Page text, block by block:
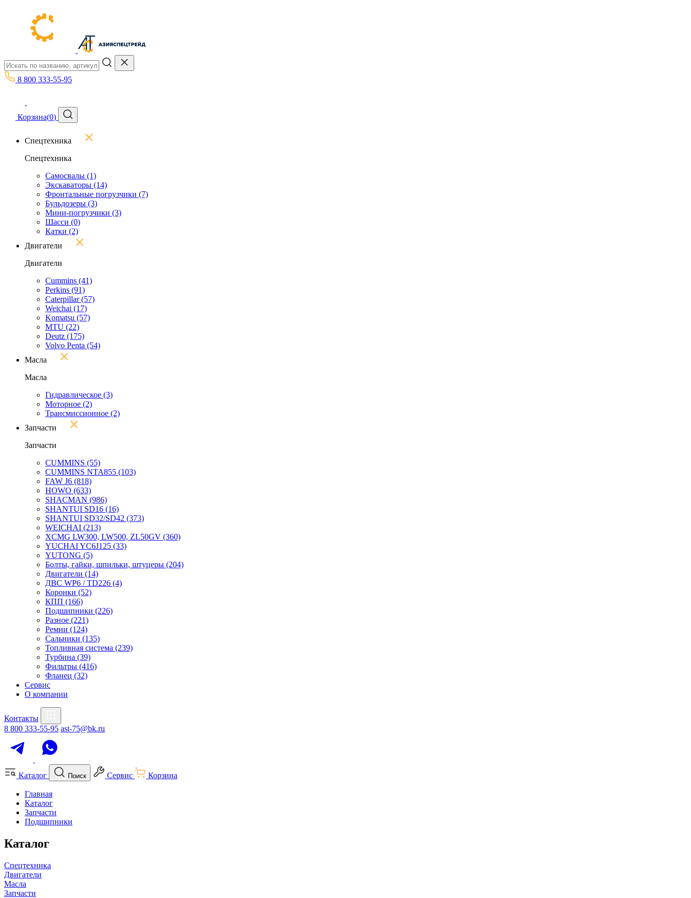
8 800 333-55-95
Корзина(0)
Спецтехника
Спецтехника
Самосвалы (1)
Экскаваторы (14)
Фронтальные погрузчики (7)
Бульдозеры (3)
Мини-погрузчики (3)
Шасси (0)
Катки (2)
Двигатели
Двигатели
Cummins (41)
Perkins (91)
Caterpillar(57)
Weichai (17)
Komatsu (57)
MTU (22)
Deutz (175)
Volvo Penta (54)
Масла
Масла
Гидравлическое (3)
Моторное (2)
Трансмиссионное (2)
Запчасти
Запчасти
CUMMINS (55)
CUMMINS NTA855 (103)
FAW J6 (818)
HOWO (633)
SHACMAN (986)
SHANTUI SD16 (16)
SHANTUI SD32/SD42 (373)
WEICHAI (213)
XCMG LW300, LW500, ZL50GV (360)
YUCHAI YC6J125 (33)
YUTONG (5)
Болты, гайки, шпильки, штуцеры (204)
Двигатели (14)
ДВС WP6 / TD226 (4)
Коронки (52)
КПП (166)
Подшипники (226)
Разное (221)
Ремни (124)
Сальники (135)
Топливная система (239)
Турбина (39)
Фильтры (416)
Фланец (32)
Сервис
О компании
Контакты
8 800 333-55-95 ast-75@bk.ru
Каталог Поиск Сервис Корзина
Главная
Каталог
Запчасти
Подшипники
Каталог
Спецтехника
Двигатели
Масла
Запчасти